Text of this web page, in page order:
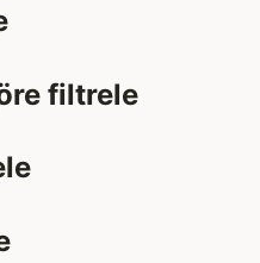
filtrele